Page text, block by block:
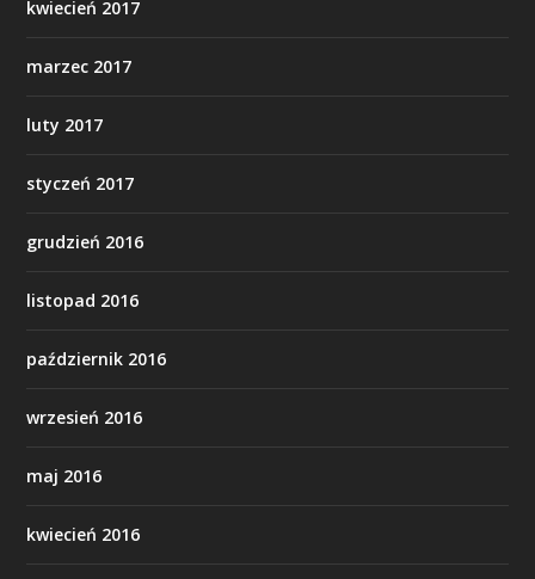
kwiecień 2017
marzec 2017
luty 2017
styczeń 2017
grudzień 2016
listopad 2016
październik 2016
wrzesień 2016
maj 2016
kwiecień 2016